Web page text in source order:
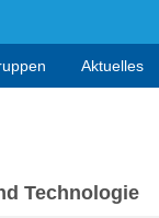
Aktuelles
Technologie